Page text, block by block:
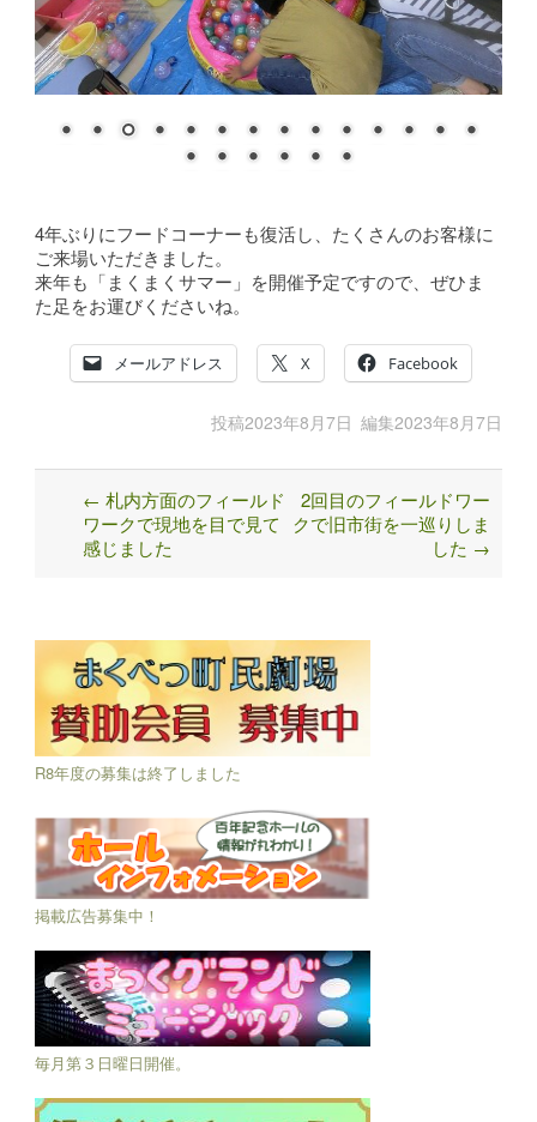
4年ぶりにフードコーナーも復活し、たくさんのお客様に
ご来場いただきました。
来年も「まくまくサマー」を開催予定ですので、ぜひま
た足をお運びくださいね。
メールアドレス X Facebook
投稿2023年8月7日 編集2023年8月7日
Post
navigation
← 札内方面のフィールド
ワークで現地を目で見て
感じました
2回目のフィールドワー
クで旧市街を一巡りしま
した →
R8年度の募集は終了しました
掲載広告募集中！
毎月第３日曜日開催。